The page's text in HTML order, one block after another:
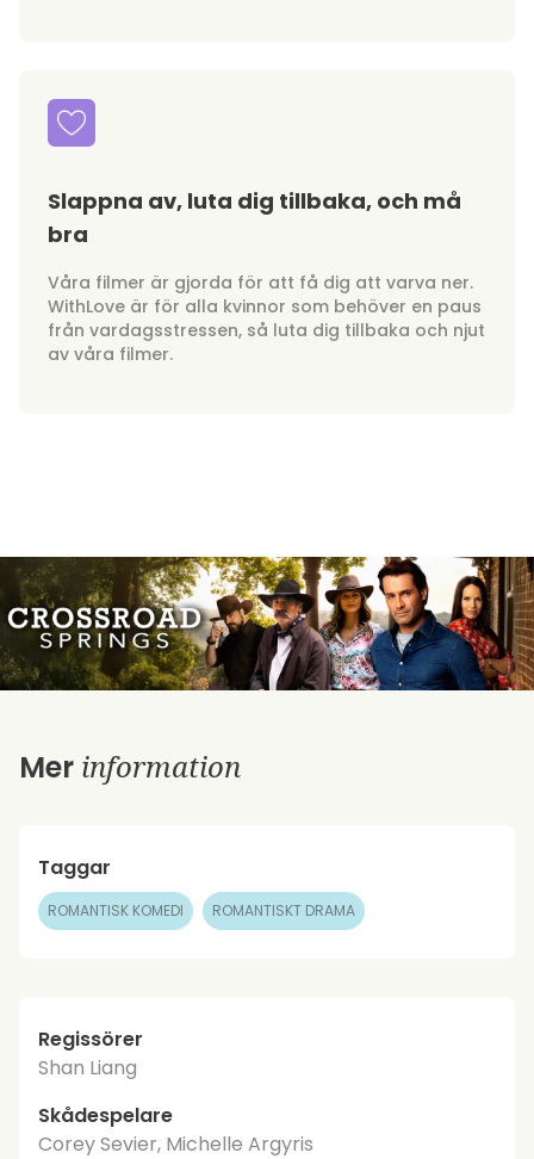
Slappna av, luta dig tillbaka, och må
bra
Våra filmer är gjorda för att få dig att varva ner.
WithLove är för alla kvinnor som behöver en paus
från vardagsstressen, så luta dig tillbaka och njut
av våra filmer.
Mer information
Taggar
ROMANTISK KOMEDI ROMANTISKT DRAMA
Regissörer
Shan Liang
Skådespelare
Corey Sevier, Michelle Argyris